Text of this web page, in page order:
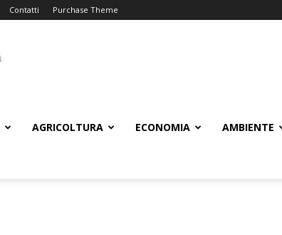
Contatti Purchase Theme
AGRICOLTURA ECONOMIA AMBIENTE